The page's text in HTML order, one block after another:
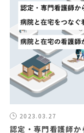
2023.03.27
認定・専門看護師